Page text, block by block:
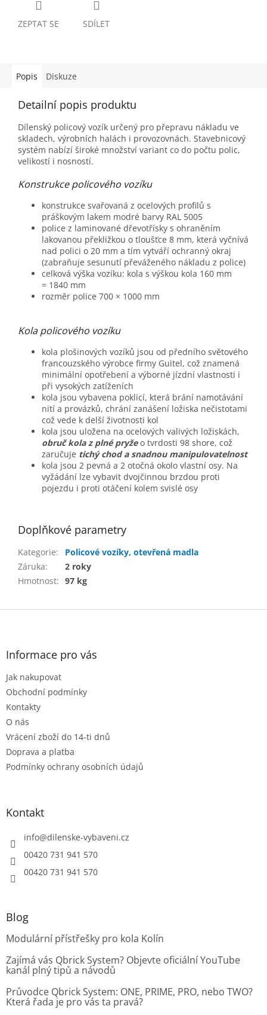
ZEPTAT SE SDÍLET
Popis Diskuze
Detailní popis produktu
Dílenský policový vozík určený pro přepravu nákladu ve
skladech, výrobních halách i provozovnách. Stavebnicový
systém nabízí široké množství variant co do počtu polic,
velikostí i nosností.
Konstrukce policového vozíku
konstrukce svařovaná z ocelových profilů s
práškovým lakem modré barvy RAL 5005
police z laminované dřevotřísky s ohraněním
lakovanou překližkou o tloušťce 8 mm, která vyčnívá
nad polici o 20 mm a tím vytváří ochranný okraj
(zabraňuje sesunutí převáženého nákladu z police)
celková výška vozíku: kola s výškou kola 160 mm
= 1840 mm
rozměr police 700 × 1000 mm
Kola policového vozíku
kola plošinových vozíků jsou od předního světového
francouzského výrobce firmy Guitel, což znamená
minimální opotřebení a výborné jízdní vlastnosti i
při vysokých zatíženích
kola jsou vybavena poklicí, která brání namotávání
nití a provázků, chrání zanášení ložiska nečistotami
což vede k delší životnosti kol
kola jsou uložena na ocelových valivých ložiskách,
obruč kola z plné pryžeo tvrdosti 98 shore, což
zaručuje tichý chod a snadnou manipulovatelnost
kola jsou 2 pevná a 2 otočná okolo vlastní osy. Na
vyžádání lze vybavit dvojčinnou brzdou proti
pojezdu i proti otáčení kolem svislé osy
Doplňkové parametry
Kategorie:
Policové vozíky, otevřená madla
Záruka:
2 roky
Hmotnost: 97 kg
Z
Informace pro vás
Jak nakupovat
Obchodní podmínky
Kontakty
O nás
Vrácení zboží do 14-ti dnů
Doprava a platba
Podmínky ochrany osobních údajů
Kontakt
info@dilenske-vybaveni.cz
00420 731 941 570
00420 731 941 570
Blog
Modulární přístřešky pro kola Kolín
Zajímá vás Qbrick System? Objevte oficiální YouTube
kanál plný tipů a návodů
Průvodce Qbrick System: ONE, PRIME, PRO, nebo TWO?
Která řada je pro vás ta pravá?